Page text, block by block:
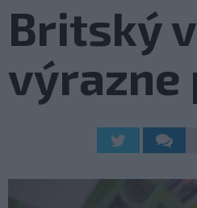
Britský
výrazne